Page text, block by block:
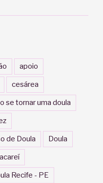
apoio
cesárea
se tornar uma doula
de Doula Doula
Recife - PE